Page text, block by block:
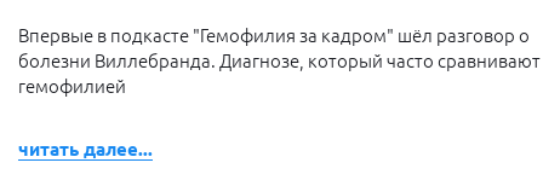
Впервые в подкасте "Гемофилия за кадром" шёл разговор о
болезни Виллебранда. Диагнозе, который часто сравнивают
гемофилией
читать далее...